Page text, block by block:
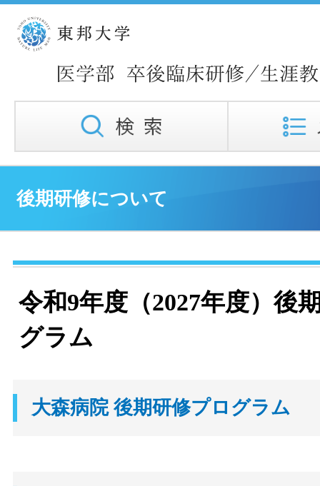
後期研修について
令和9年度（2027年度）後
グラム
大森病院 後期研修プログラム